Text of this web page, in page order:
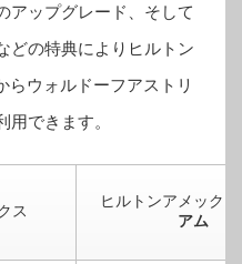
アップグレード、そして
どの特典によりヒルトン
らウォルドーフアストリ
用できます。
ス
ヒルトンアメックス
アム